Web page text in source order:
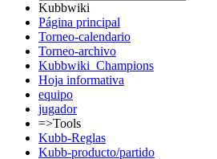
Kubbwiki
Página principal
Torneo-calendario
Torneo-archivo
Kubbwiki_Champions
Hoja informativa
equipo
jugador
=>Tools
Kubb-Reglas
Kubb-producto/partido